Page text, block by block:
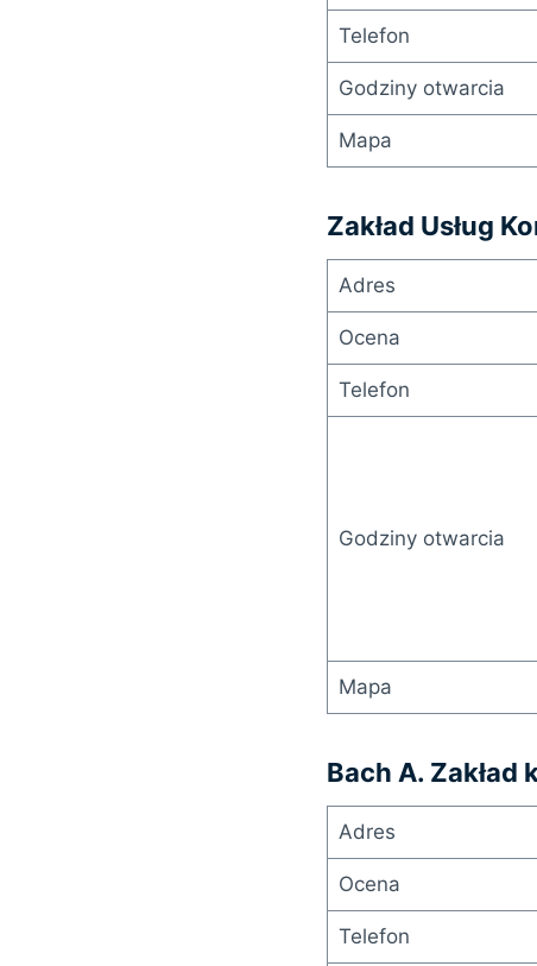
Telefon
Godziny otwarcia
Mapa
Zakład Usług
Adres
Ocena
Telefon
Godziny otwarcia
Mapa
Bach A. Zakład
Adres
Ocena
Telefon